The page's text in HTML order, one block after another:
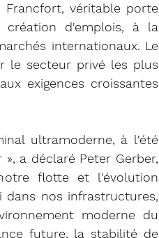
véritable porte
d'emplois, à la
internationaux. Le
le secteur privé les plus
exigences croissantes
ultramoderne, à l'été
a déclaré Peter Gerber,
flotte et l'évolution
dans nos infrastructures,
moderne du
future, la stabilité de